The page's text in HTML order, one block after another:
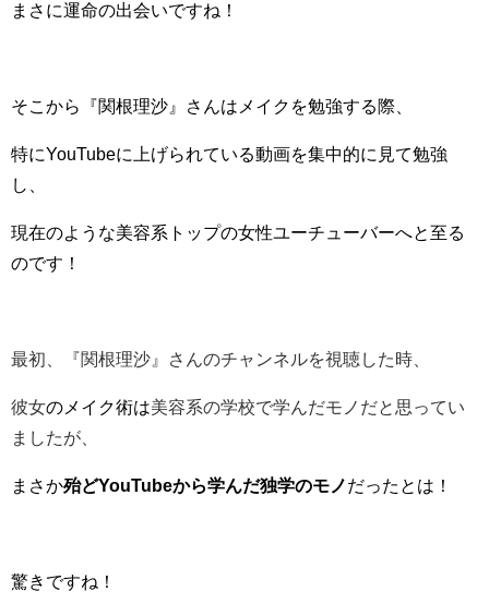
まさに運命の出会いですね！
そこから『関根理沙』さんはメイクを勉強する際、
特にYouTubeに上げられている動画を集中的に見て勉強
し、
現在のような美容系トップの女性ユーチューバーへと至る
のです！
最初、 『関根理沙』さん のチャンネルを視聴した時、
彼女のメイク術は美容系の学校で学んだモノだと思ってい
ましたが、
まさか殆どYouTubeから学んだ独学のモノだったとは！
驚きですね！